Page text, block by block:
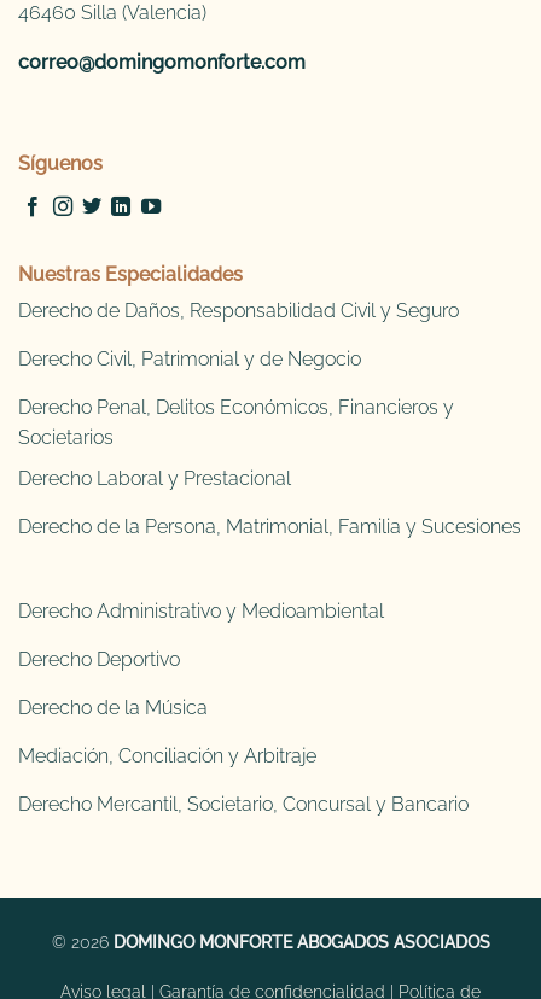
46460 Silla (Valencia)
correo@domingomonforte.com
Síguenos
Nuestras Especialidades
Derecho de Daños, Responsabilidad Civil y Seguro
Derecho Civil, Patrimonial y de Negocio
Derecho Penal, Delitos Económicos, Financieros y
Societarios
Derecho Laboral y Prestacional
Derecho de la Persona, Matrimonial, Familia y Sucesiones
Derecho Administrativo y Medioambiental
Derecho Deportivo
Derecho de la Música
Mediación, Conciliación y Arbitraje
Derecho Mercantil, Societario, Concursal y Bancario
© 2026 DOMINGO MONFORTE ABOGADOS ASOCIADOS
Aviso legal | Garantía de confidencialidad | Política de